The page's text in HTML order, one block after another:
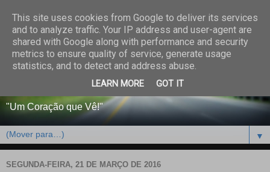
CENTRO PAROQUIAL E
SOCIAL DO SALVADOR
DE BEJA
"Um Coração que Vê!"
▼
SEGUNDA-FEIRA, 21 DE MARÇO DE 2016
This site uses cookies from Google to deliver its services
and to analyze traffic. Your IP address and user-agent are
shared with Google along with performance and security
metrics to ensure quality of service, generate usage
statistics, and to detect and address abuse.
LEARN MORE GOT IT